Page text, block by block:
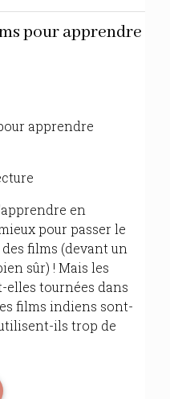
pour apprendre
apprendre
en
pour passer le
films (devant un
sûr) ! Mais les
tournées dans
films indiens sont-
ils trop de